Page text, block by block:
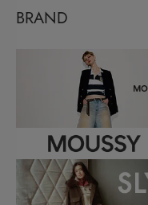
BRAND